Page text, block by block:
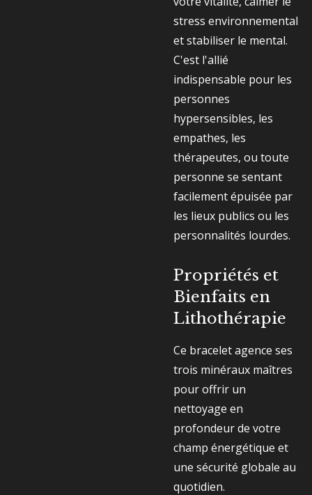
stress environnemental
et stabiliser le mental.
C'est l'allié
indispensable pour les
personnes
hypersensibles, les
empathes, les
thérapeutes, ou toute
personne se sentant
facilement épuisée par
les lieux publics ou les
personnalités lourdes.
Propriétés et
Bienfaits en
Lithothérapie
Ce bracelet agence ses
trois minéraux maîtres
pour offrir un
nettoyage en
profondeur de votre
champ énergétique et
une sécurité globale au
quotidien.